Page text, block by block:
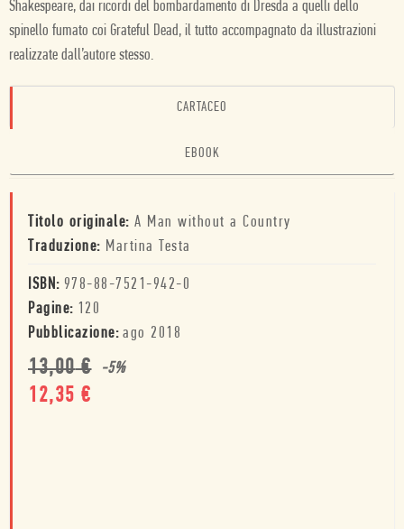
Shakespeare, dai ricordi del bombardamento di Dresda a quelli dello
spinello fumato coi Grateful Dead, il tutto accompagnato da illustrazioni
realizzate dall’autore stesso.
CARTACEO
EBOOK
Titolo originale: A Man without a Country
Traduzione: Martina Testa
ISBN: 978-88-7521-942-0
Pagine: 120
Pubblicazione: ago 2018
13,00€ -5%
12,35 €